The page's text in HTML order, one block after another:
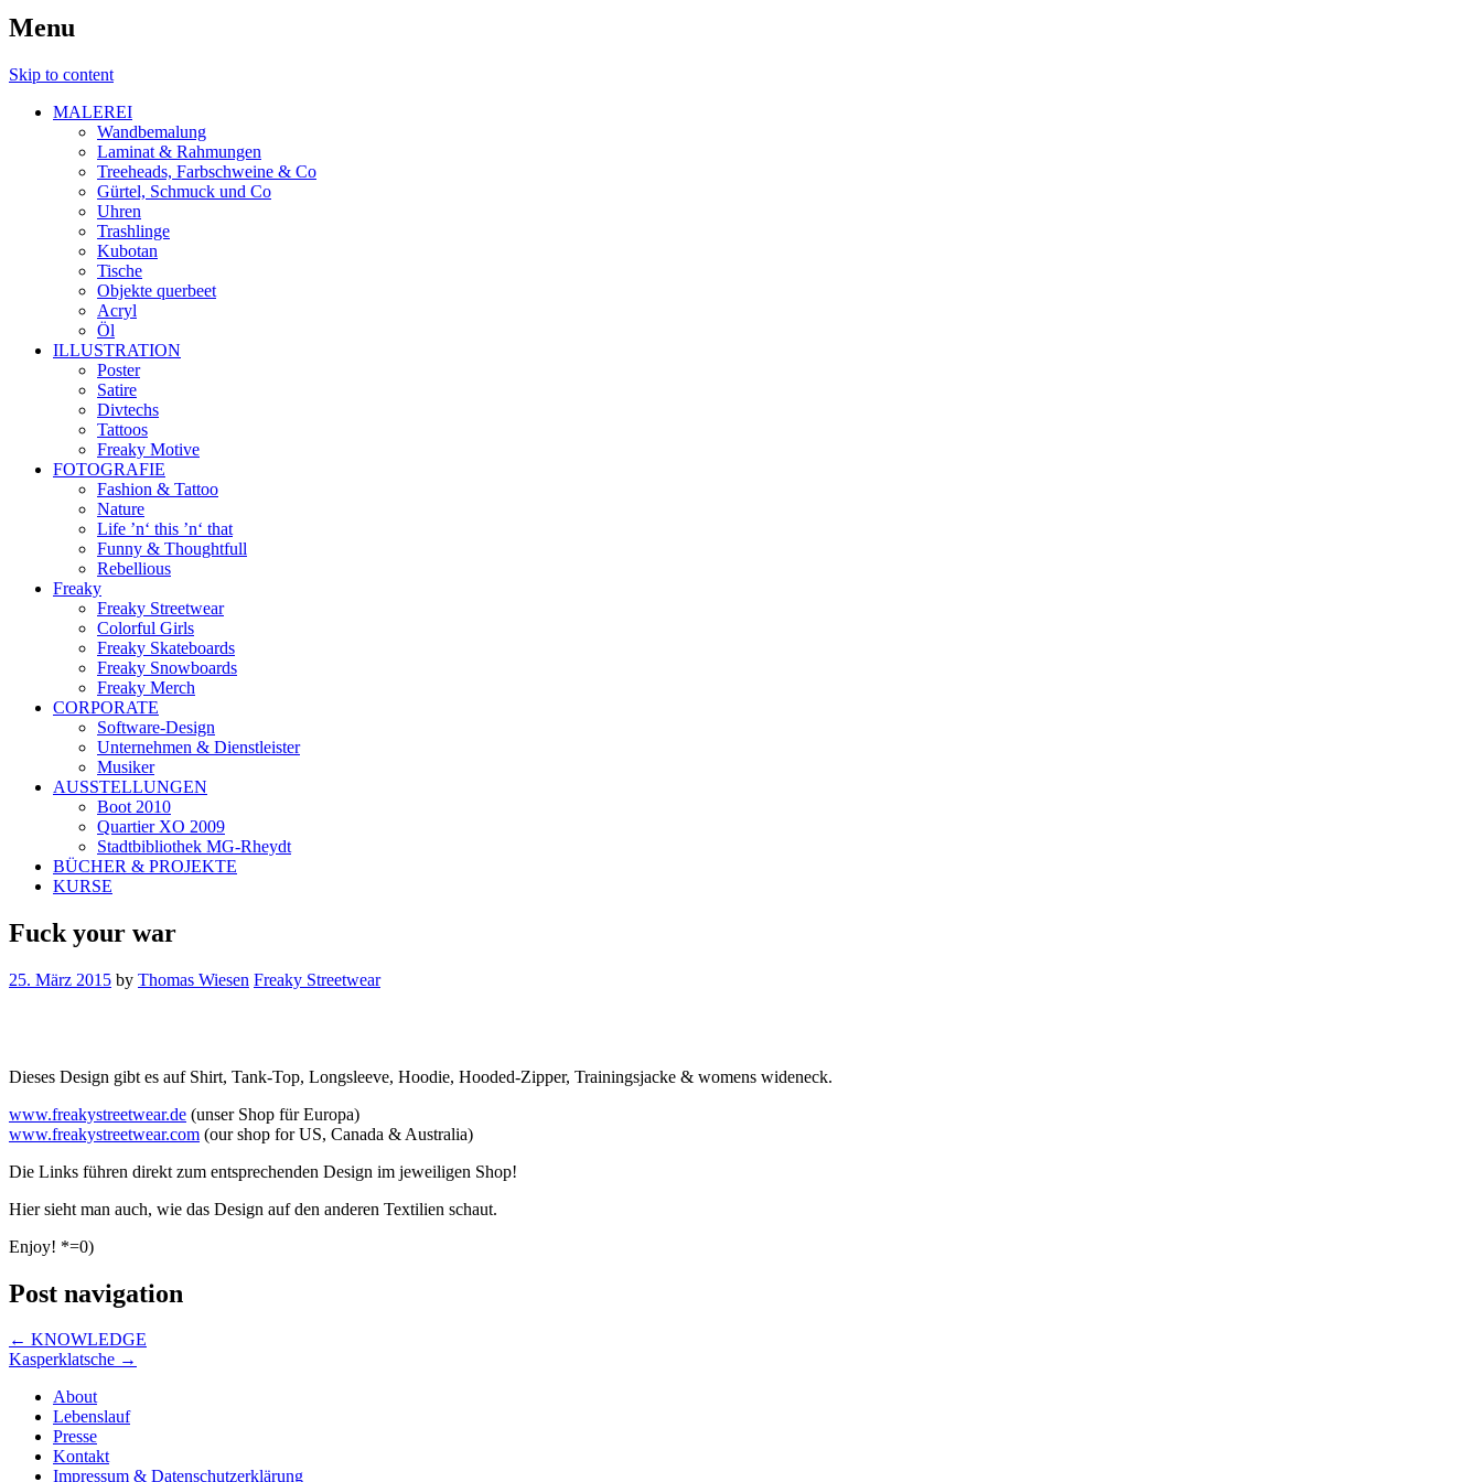
Menu
Skip to content
MALEREI
Wandbemalung
Laminat & Rahmungen
Treeheads, Farbschweine & Co
Gürtel, Schmuck und Co
Uhren
Trashlinge
Kubotan
Tische
Objekte querbeet
Acryl
Öl
ILLUSTRATION
Poster
Satire
Divtechs
Tattoos
Freaky Motive
FOTOGRAFIE
Fashion & Tattoo
Nature
Life ’n‘ this ’n‘ that
Funny & Thoughtfull
Rebellious
Freaky
Freaky Streetwear
Colorful Girls
Freaky Skateboards
Freaky Snowboards
Freaky Merch
CORPORATE
Software-Design
Unternehmen & Dienstleister
Musiker
AUSSTELLUNGEN
Boot 2010
Quartier XO 2009
Stadtbibliothek MG-Rheydt
BÜCHER & PROJEKTE
KURSE
Fuck your war
25. März 2015 by Thomas Wiesen Freaky Streetwear
Dieses Design gibt es auf Shirt, Tank-Top, Longsleeve, Hoodie, Hooded-Zipper, Trainingsjacke & womens wideneck.
www.freakystreetwear.de (unser Shop für Europa)
www.freakystreetwear.com (our shop for US, Canada & Australia)
Die Links führen direkt zum entsprechenden Design im jeweiligen Shop!
Hier sieht man auch, wie das Design auf den anderen Textilien schaut.
Enjoy! *=0)
Post navigation
← KNOWLEDGE
Kasperklatsche →
About
Lebenslauf
Presse
Kontakt
Impressum & Datenschutzerklärung